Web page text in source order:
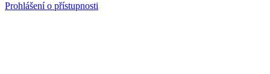
Prohlášení o přístupnosti